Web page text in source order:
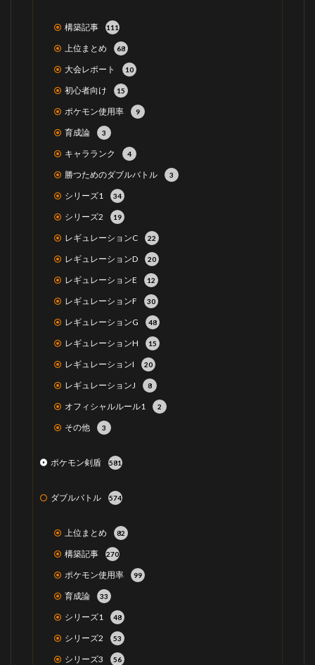
構築記事 111
上位まとめ 68
大会レポート 10
初心者向け 15
ポケモン使用率 9
育成論 3
キャラランク 4
勝つためのダブルバトル 3
シリーズ1 34
シリーズ2 19
レギュレーションC 22
レギュレーションD 20
レギュレーションE 12
レギュレーションF 30
レギュレーションG 48
レギュレーションH 15
レギュレーションI 20
レギュレーションJ 8
オフィシャルルール1 2
その他 3
ポケモン剣盾 581
ダブルバトル 574
上位まとめ 82
構築記事 270
ポケモン使用率 99
育成論 33
シリーズ1 48
シリーズ2 53
シリーズ3 56